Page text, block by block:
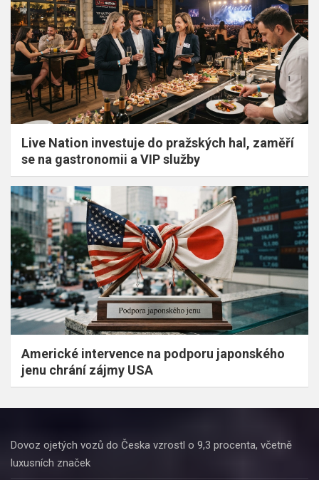
Live Nation investuje do pražských hal, zaměří
se na gastronomii a VIP služby
Americké intervence na podporu japonského
jenu chrání zájmy USA
Dovoz ojetých vozů do Česka vzrostl o 9,3 procenta, včetně
luxusních značek